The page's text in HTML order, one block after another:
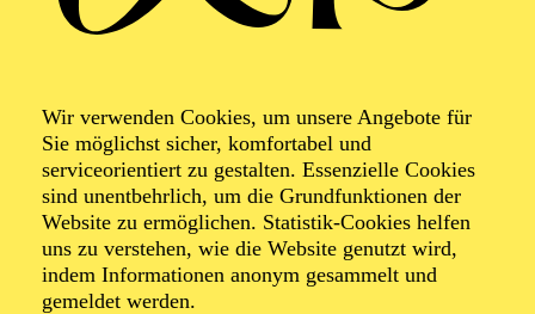
Wir verwenden Cookies, um unsere Angebote für
Sie möglichst sicher, komfortabel und
serviceorientiert zu gestalten. Essenzielle Cookies
sind unentbehrlich, um die Grundfunktionen der
Website zu ermöglichen. Statistik-Cookies helfen
uns zu verstehen, wie die Website genutzt wird,
indem Informationen anonym gesammelt und
gemeldet werden.
Entertainment
Zum Rosenmontag
Endlich Beethoven!